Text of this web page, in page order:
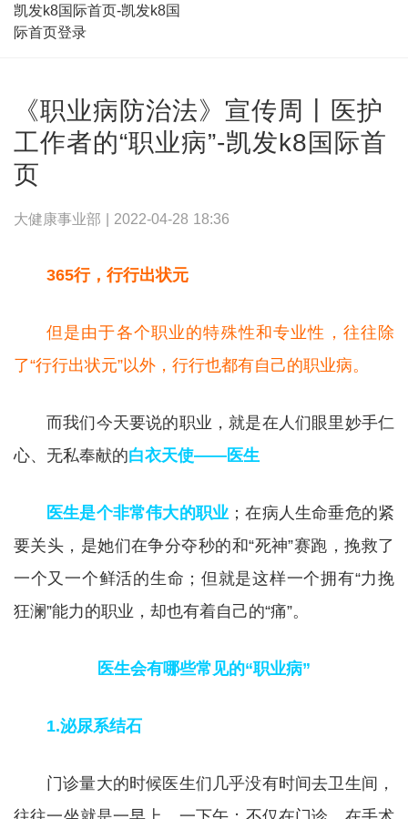
凯发k8国际首页-凯发k8国
际首页登录
《职业病防治法》宣传周丨医护
工作者的“职业病”-凯发k8国际首
页
大健康事业部 | 2022-04-28 18:36
365行，行行出状元
但是由于各个职业的特殊性和专业性，往往除
了“行行出状元”以外，行行也都有自己的职业病。
而我们今天要说的职业，就是在人们眼里妙手仁
心、无私奉献的白衣天使——医生
医生是个非常伟大的职业 ；在病人生命垂危的紧
要关头，是她们在争分夺秒的和“死神”赛跑，挽救了
一个又一个鲜活的生命；但就是这样一个拥有“力挽
狂澜”能力的职业，却也有着自己的“痛”。
医生会有哪些常见的“职业病”
1.泌尿系结石
门诊量大的时候医生们几乎没有时间去卫生间，